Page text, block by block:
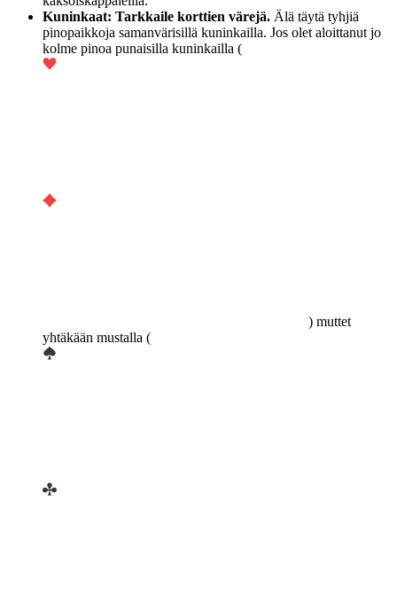
Kuninkaat: Tarkkaile korttien värejä. Älä täytä tyhjiä
pinopaikkoja samanvärisillä kuninkailla. Jos olet aloittanut jo
kolme pinoa punaisilla kuninkailla (
) muttet
yhtäkään mustalla (